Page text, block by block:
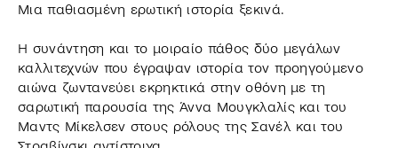
Μια παθιασμένη ερωτική ιστορία ξεκινά.
Η συνάντηση και το μοιραίο πάθος δύο μεγάλων
καλλιτεχνών που έγραψαν ιστορία τον προηγούμενο
αιώνα ζωντανεύει εκρηκτικά στην οθόνη με τη
σαρωτική παρουσία της Άννα Μουγκλαλίς και του
Μαντς Μίκελσεν στους ρόλους της Σανέλ και του